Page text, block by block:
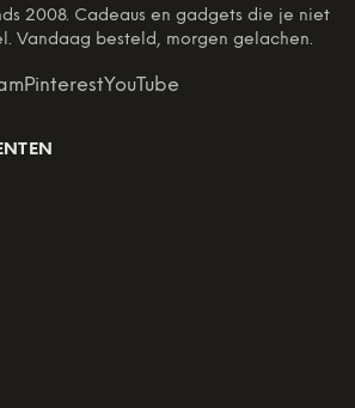
2008. Cadeaus en gadgets die je niet
Vandaag besteld, morgen gelachen.
PinterestYouTube